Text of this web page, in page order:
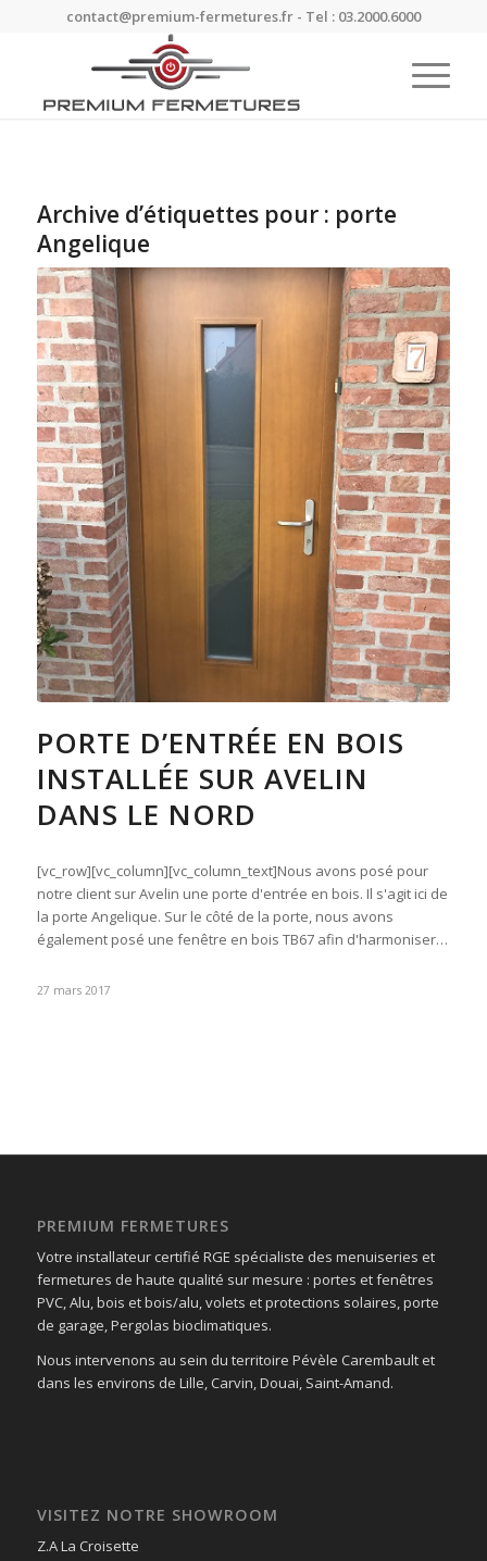
contact@premium-fermetures.fr - Tel : 03.2000.6000
Archive d’étiquettes pour : porte
Angelique
PORTE D’ENTRÉE EN BOIS
INSTALLÉE SUR AVELIN
DANS LE NORD
[vc_row][vc_column][vc_column_text]Nous avons posé pour
notre client sur Avelin une porte d'entrée en bois. Il s'agit ici de
la porte Angelique. Sur le côté de la porte, nous avons
également posé une fenêtre en bois TB67 afin d'harmoniser…
27 mars 2017
PREMIUM FERMETURES
Votre installateur certifié RGE spécialiste des menuiseries et
fermetures de haute qualité sur mesure : portes et fenêtres
PVC, Alu, bois et bois/alu, volets et protections solaires, porte
de garage, Pergolas bioclimatiques.
Nous intervenons au sein du territoire Pévèle Carembault et
dans les environs de Lille, Carvin, Douai, Saint-Amand.
VISITEZ NOTRE SHOWROOM
Z.A La Croisette